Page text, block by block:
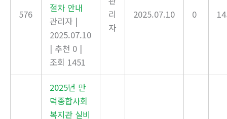
576
절차 안내
관리자 |
2025.07.10
| 추천 0 |
조회 1451
리
자
2025.07.10 0
2025년 만
덕종합사회
복지관 실비